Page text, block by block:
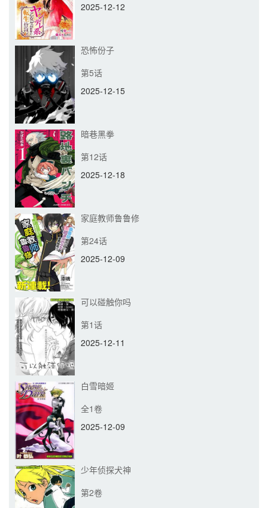
2025-12-12
恐怖份子
第5话
2025-12-15
暗巷黑拳
第12话
2025-12-18
家庭教师鲁鲁修
第24话
2025-12-09
可以碰触你吗
第1话
2025-12-11
白雪暗姬
全1卷
2025-12-09
少年侦探犬神
第2卷